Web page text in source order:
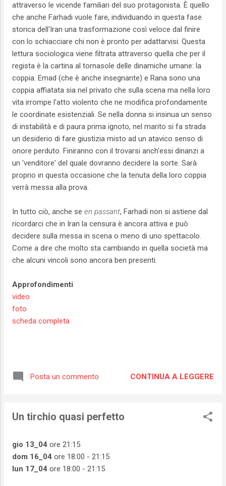
attraverso le vicende familiari del suo protagonista. È quello
che anche Farhadi vuole fare, individuando in questa fase
storica dell'Iran una trasformazione così veloce dal finire
con lo schiacciare chi non è pronto per adattarvisi. Questa
lettura sociologica viene filtrata attraverso quella che per il
regista è la cartina al tornasole delle dinamiche umane: la
coppia. Emad (che è anche insegnante) e Rana sono una
coppia affiatata sia nel privato che sulla scena ma nella loro
vita irrompe l'atto violento che ne modifica profondamente
le coordinate esistenziali. Se nella donna si insinua un senso
di instabilità e di paura prima ignoto, nel marito si fa strada
un desiderio di fare giustizia misto ad un atavico senso di
onore perduto. Finiranno con il trovarsi anch'essi dinanzi a
un 'venditore' del quale dovranno decidere la sorte. Sarà
proprio in questa occasione che la tenuta della loro coppia
verrà messa alla prova.
In tutto ciò, anche se en passant, Farhadi non si astiene dal
ricordarci che in Iran la censura è ancora attiva e può
decidere sulla messa in scena o meno di uno spettacolo.
Come a dire che molto sta cambiando in quella società ma
che alcuni vincoli sono ancora ben presenti.
Approfondimenti
video
foto
scheda completa
Posta un commento CONTINUA A LEGGERE
Un tirchio quasi perfetto
gio 13_04 ore 21:15
dom 16_04 ore 18:00 - 21:15
lun 17_04 ore 18:00 - 21:15